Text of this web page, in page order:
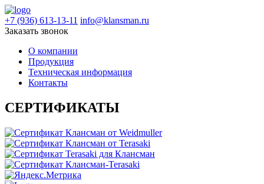
+7 (936) 613-13-11 info@klansman.ru
Заказать звонок
О компании
Продукция
Техническая информация
Контакты
СЕРТИФИКАТЫ